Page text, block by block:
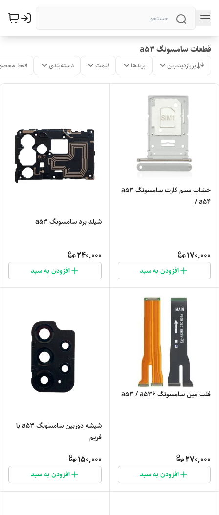
قطعات سامسونگ a53
پربازدیدترین برندها قیمت دسته‌بندی فقط
خشاب سیم کارت سامسونگ a53
/ a54
170,000
افزودن به سبد
شیلد برد سامسونگ a53
240,000
افزودن به سبد
فلت مین سامسونگ a53 / a536
270,000
افزودن به سبد
شیشه دوربین سامسونگ a53 با
فریم
150,000
افزودن به سبد